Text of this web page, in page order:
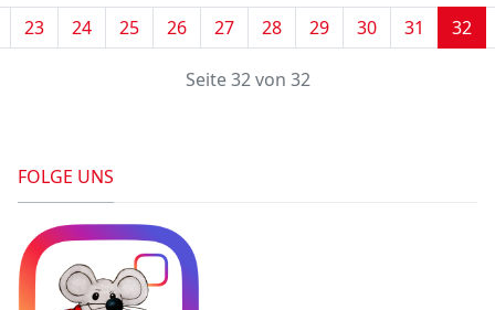
23 24 25 26 27 28 29 30 31 32
Seite 32 von 32
FOLGE UNS